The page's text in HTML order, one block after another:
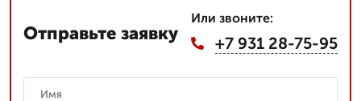
Отправьте заявку
Или звоните:
+7 931 28-75-95